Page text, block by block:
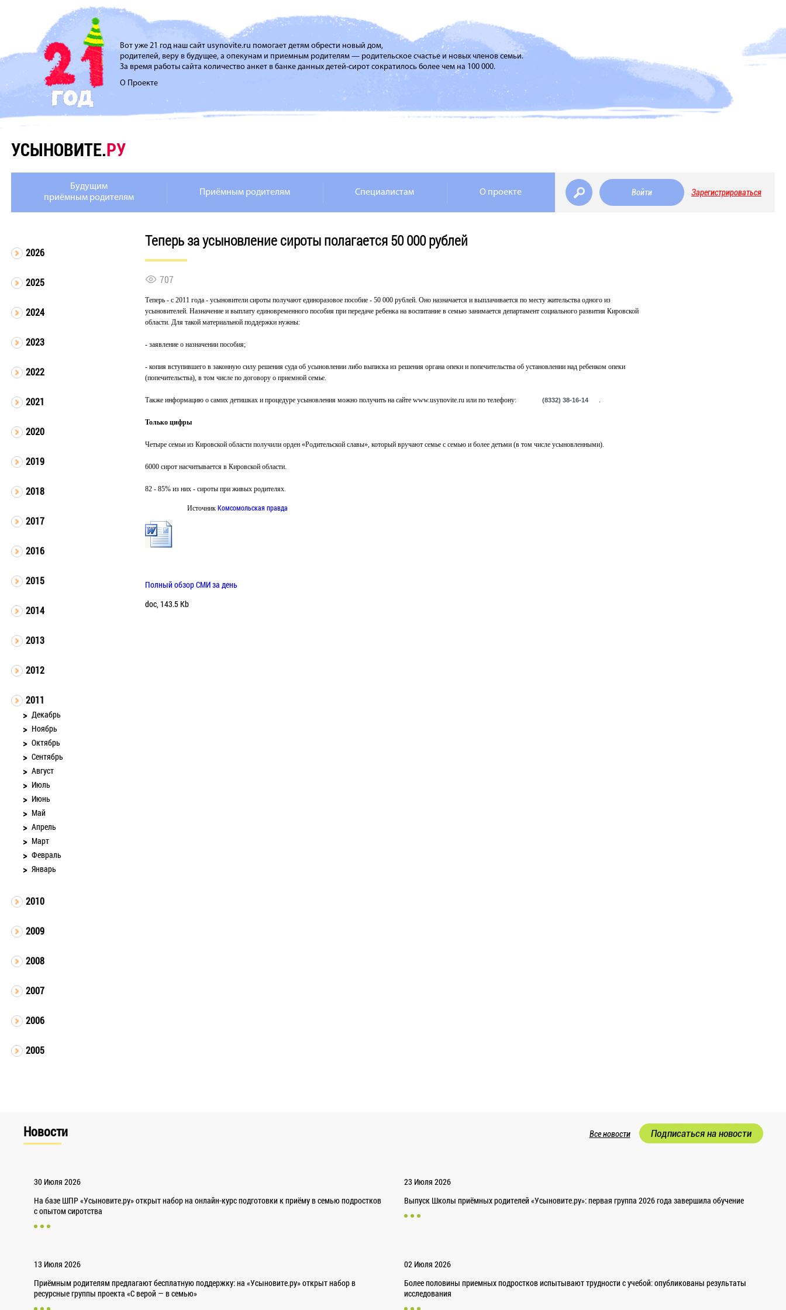
Вот уже 21 год наш сайт usynovite.ru помогает детям обрести новый дом,
родителей, веру в будущее, а опекунам и приемным родителям — родительское счастье и новых членов семьи.
За время работы сайта количество анкет в банке данных детей-сирот сократилось более чем на 100 000.
О Проекте
УСЫНОВИТЕ.РУ
Будущим
приёмным родителям
Приёмным родителям Специалистам О проекте Войти Зарегистрироваться
2026
2025
2024
2023
2022
2021
2020
2019
2018
2017
2016
2015
2014
2013
2012
2011
Декабрь
Ноябрь
Октябрь
Сентябрь
Август
Июль
Июнь
Май
Апрель
Март
Февраль
Январь
2010
2009
2008
2007
2006
2005
Теперь за усыновление сироты полагается 50 000 рублей
707
Теперь - с 2011 года - усыновители сироты получают единоразовое пособие - 50 000 рублей. Оно назначается и выплачивается по месту жительства одного из
усыновителей. Назначение и выплату единовременного пособия при передаче ребенка на воспитание в семью занимается департамент социального развития Кировской
области. Для такой материальной поддержки нужны:
- заявление о назначении пособия;
- копия вступившего в законную силу решения суда об усыновлении либо выписка из решения органа опеки и попечительства об установлении над ребенком опеки
(попечительства), в том числе по договору о приемной семье.
Также информацию о самих детишках и процедуре усыновления можно получить на сайте www.usynovite.ru или по телефону: (8332) 38-16-14 .
Только цифры
Четыре семьи из Кировской области получили орден «Родительской славы», который вручают семье с семью и более детьми (в том числе усыновленными).
6000 сирот насчитывается в Кировской области.
82 - 85% из них - сироты при живых родителях.
Источник Комсомольская правда
Полный обзор СМИ за день
doc, 143.5 Kb
Новости Все новости Подписаться на новости
30 Июля 2026
На базе ШПР «Усыновите.ру» открыт набор на онлайн-курс подготовки к приёму в семью подростков
с опытом сиротства
23 Июля 2026
Выпуск Школы приёмных родителей «Усыновите.ру»: первая группа 2026 года завершила обучение
13 Июля 2026
Приёмным родителям предлагают бесплатную поддержку: на «Усыновите.ру» открыт набор в
ресурсные группы проекта «С верой — в семью»
02 Июля 2026
Более половины приемных подростков испытывают трудности с учебой: опубликованы результаты
исследования